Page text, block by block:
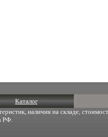
Каталог
наличия на складе,
РФ.